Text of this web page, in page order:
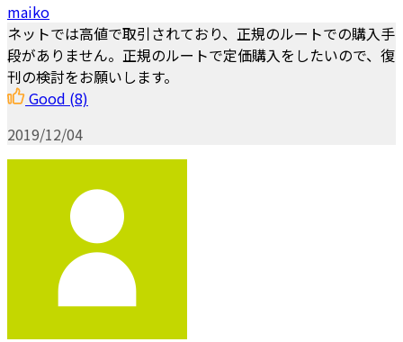
maiko
ネットでは高値で取引されており、正規のルートでの購入手
段がありません。正規のルートで定価購入をしたいので、復
刊の検討をお願いします。
Good (8)
2019/12/04